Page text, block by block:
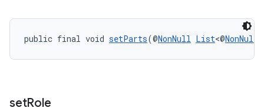
public final void setParts(@NonNull List<@NonNull
setRole